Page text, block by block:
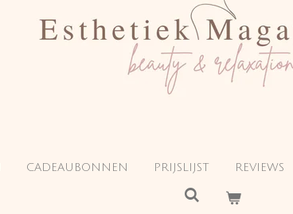
CADEAUBONNEN PRIJSLIJST REVIEWS